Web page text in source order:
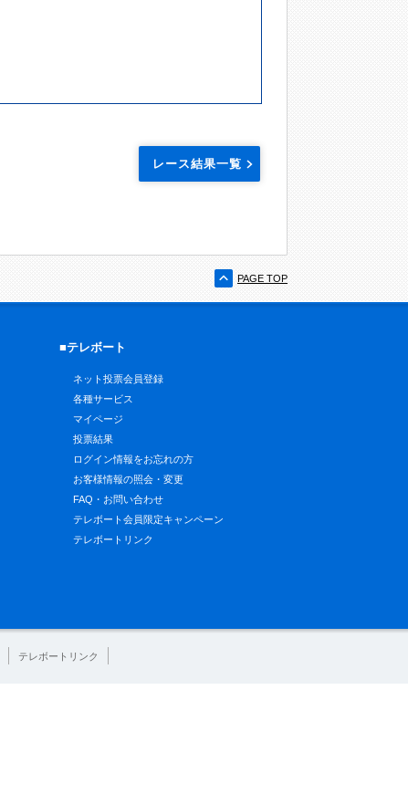
レース結果一覧
PAGE TOP
■テレボート
ネット投票会員登録
各種サービス
マイページ
投票結果
ログイン情報をお忘れの方
お客様情報の照会・変更
FAQ・お問い合わせ
テレボート会員限定キャンペーン
テレボートリンク
テレボートリンク